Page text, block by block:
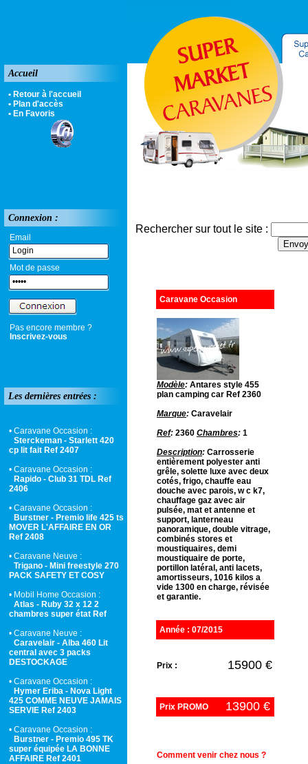
Accueil
• Retour à l'accueil
• Plan d'accès
• En Favoris
Connexion :
Email
Mot de passe
Pas encore membre ?
Inscrivez-vous
Les dernières entrées :
• Caravane Occasion :
Sterckeman - Starlett 420
cp lit fait Ref 2407
• Caravane Occasion :
Rapido - Club 31 TDL Ref
2406
• Caravane Occasion :
Burstner - Premio life 425 ts
MOVER L'AFFAIRE EN OR
Ref 2408
• Caravane Neuve :
Trigano - Mini freestyle 270
PACK SAFETY ET COSY
• Mobil Home Occasion :
Atlas - Ruby 32 x 12 2
chambres super état Ref
• Caravane Neuve :
Caravelair - Alba 460 Lit
central avec 3 packs
DESTOCKAGE
• Caravane Occasion :
Hymer Eriba - Nova Light
425 COMME NEUVE JAMAIS
SERVIE Ref 2403
• Caravane Occasion :
Burstner - Premio 495 TK
super équipée LA BONNE
AFFAIRE Ref 2401
Rechercher sur tout le site :
Caravane Occasion
Modèle: Antares style 455
plan camping car Ref 2360
Marque: Caravelair
Ref: 2360 Chambres: 1
Description: Carrosserie
entièrement polyester anti
grêle, solette luxe avec deux
cotés, frigo, chauffe eau
douche avec parois, w c k7,
chauffage gaz avec air
pulsée, mat et antenne et
support, lanterneau
panoramique, double vitrage,
combinés stores et
moustiquaires, demi
moustiquaire de porte,
portillon latéral, anti lacets,
amortisseurs, 1016 kilos a
vide 1300 en charge, révisée
et garantie.
Année : 07/2015
Prix : 15900 €
Prix PROMO 13900 €
Comment venir chez nous ?